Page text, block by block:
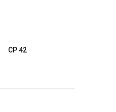
CP 42